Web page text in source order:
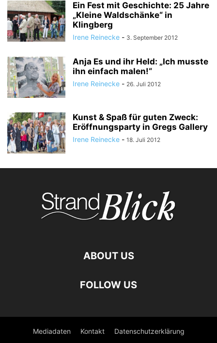
Ein Fest mit Geschichte: 25 Jahre
„Kleine Waldschänke“ in
Klingberg
Irene Reinecke - 3. September 2012
Anja Es und ihr Held: „Ich musste
ihn einfach malen!“
Irene Reinecke - 26. Juli 2012
Kunst & Spaß für guten Zweck:
Eröffnungsparty in Gregs Gallery
Irene Reinecke - 18. Juli 2012
ABOUT US
FOLLOW US
Mediadaten Kontakt Datenschutzerklärung